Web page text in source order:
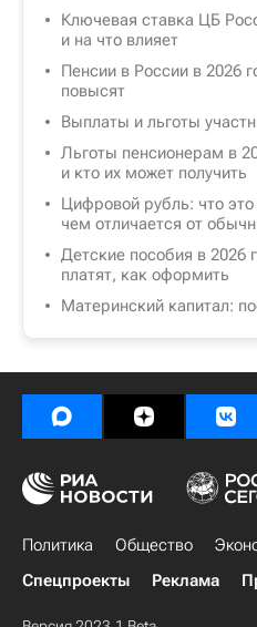
Ключевая ставка ЦБ
и на что влияет
Пенсии в России в 2026
повысят
Выплаты и льготы
Льготы пенсионерам в
и кто их может получить
Цифровой рубль: что
чем отличается от
Детские пособия в 2026
платят, как оформить
Материнский капитал:
Политика Общество
Спецпроекты
Реклама